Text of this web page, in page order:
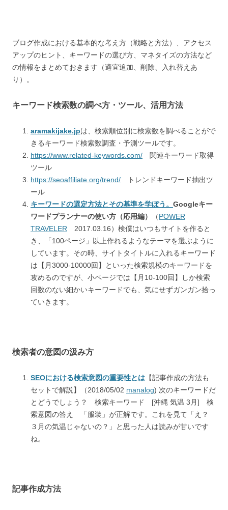
ブログ作成における基本的な考え方（戦略と方法）、アクセス
アップのヒント、キーワードの選び方、マネタイズの方法など
の情報をまとめておきます（適宜追加、削除、入れ替えあ
り）。
キーワード検索数の調べ方・ツール、活用方法
aramakijake.jpは、検索順位別に検索数を調べることがで
きるキーワード検索数調査・予測ツールです。
https://www.related-keywords.com/ 関連キーワード取得
ツール
https://seoaffiliate.org/trend/ トレンドキーワード抽出ツ
ール
キーワードの選定方法とその基準を学ぼう。 Googleキー
ワードプランナーの使い方（応用編）
（POWER
TRAVELER 2017.03.16）検僕はいつもサイトを作ると
き、「100ページ」以上作れるようなテーマを選ぶように
しています。その時、サイトタイトルに入れるキーワード
は【月3000-10000回】といった検索規模のキーワードを
攻めるのですが、小ページでは【月10-100回】しか検索
回数のない細かいキーワードでも、気にせずガンガン拾っ
ていきます。
検索者の意図の汲み方
SEOにおける検索意図の重要性とは 【記事作成の方法も
セットで解説】（2018/05/02 manalog) 次のキーワードだ
とどうでしょう？ 検索キーワード [沖縄 気温 3月] 検
索意図の答え 「服装」が正解です。これを見て「え？
３月の気温じゃないの？」と思った人は読みが甘いです
ね。
記事作成方法